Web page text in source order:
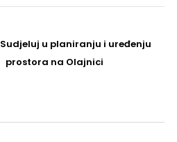
Sljedeći
Post
Sudjeluj u planiranju i uređenju
prostora na Olajnici